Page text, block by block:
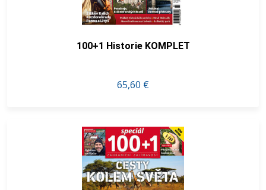
100+1 Historie KOMPLET
65,60 €